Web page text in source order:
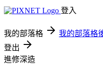
登入
我的部落格 我的部落格
登出
進修深造